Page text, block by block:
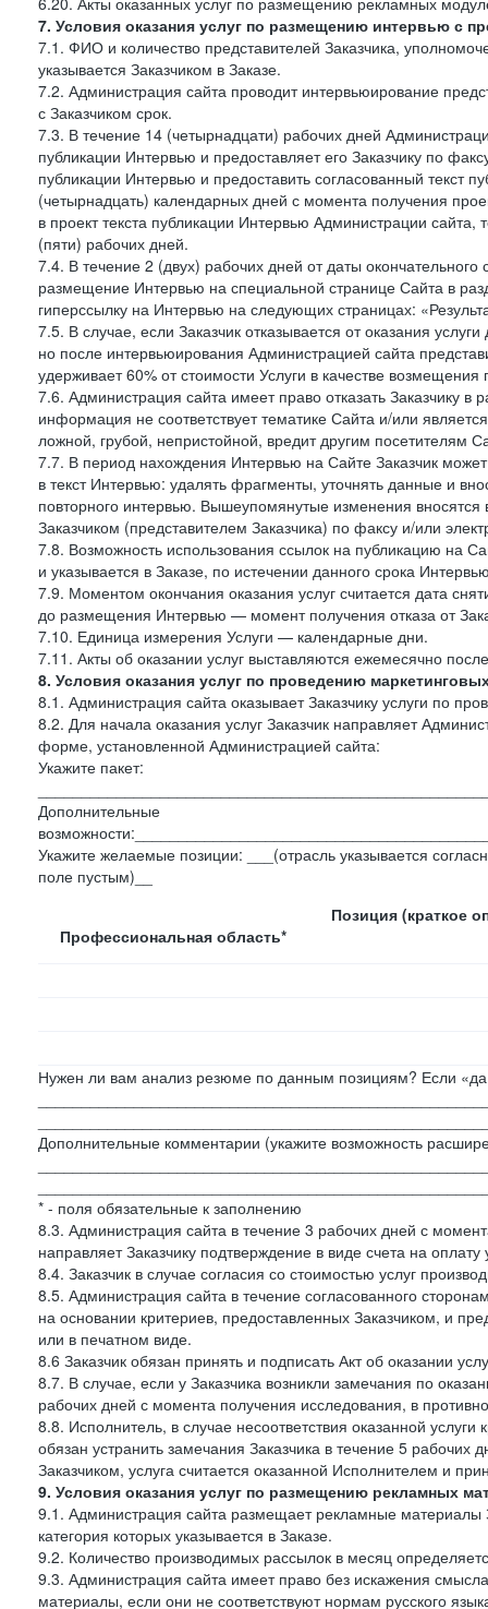
7. Условия оказания услуг по размещению интервью с
7.1. ФИО и количество представителей Заказчика,
указывается Заказчиком в Заказе.
7.2. Администрация сайта проводит интервьюирование
с Заказчиком срок.
7.3. В течение 14 (четырнадцати) рабочих дней
публикации Интервью и предоставляет его Заказчику по
публикации Интервью и предоставить согласованный текст
(четырнадцать) календарных дней с момента получения
в проект текста публикации Интервью Администрации сайта,
(пяти) рабочих дней.
7.4. В течение 2 (двух) рабочих дней от даты
размещение Интервью на специальной странице Сайта в
гиперссылку на Интервью на следующих страницах:
7.5. В случае, если Заказчик отказывается от оказания
но после интервьюирования Администрацией сайта
удерживает 60% от стоимости Услуги в качестве
7.6. Администрация сайта имеет право отказать Заказчику
информация не соответствует тематике Сайта и/или
ложной, грубой, непристойной, вредит другим посетителям
7.7. В период нахождения Интервью на Сайте Заказчик
в текст Интервью: удалять фрагменты, уточнять данные и
повторного интервью. Вышеупомянутые изменения
Заказчиком (представителем Заказчика) по факсу и/или
7.8. Возможность использования ссылок на публикацию на
и указывается в Заказе, по истечении данного срока
7.9. Моментом окончания оказания услуг считается дата
до размещения Интервью — момент получения отказа от
7.10. Единица измерения Услуги — календарные дни.
7.11. Акты об оказании услуг выставляются ежемесячно
8. Условия оказания услуг по проведению
8.1. Администрация сайта оказывает Заказчику услуги по
8.2. Для начала оказания услуг Заказчик направляет
форме, установленной Администрацией сайта:
Укажите пакет:
Дополнительные
Укажите желаемые позиции: ___(отрасль указывается
поле пустым)__
Профессиональная область*
Позиция (краткое
Нужен ли вам анализ резюме по данным позициям? Если
Дополнительные комментарии (укажите возможность
* - поля обязательные к заполнению
8.3. Администрация сайта в течение 3 рабочих дней с
направляет Заказчику подтверждение в виде счета на оплату
8.4. Заказчик в случае согласия со стоимостью услуг
8.5. Администрация сайта в течение согласованного
на основании критериев, предоставленных Заказчиком, и
или в печатном виде.
8.6 Заказчик обязан принять и подписать Акт об оказании
8.7. В случае, если у Заказчика возникли замечания по
рабочих дней с момента получения исследования, в
8.8. Исполнитель, в случае несоответствия оказанной
обязан устранить замечания Заказчика в течение 5 рабочих
Заказчиком, услуга считается оказанной Исполнителем и
9. Условия оказания услуг по размещению рекламных
9.1. Администрация сайта размещает рекламные материалы
категория которых указывается в Заказе.
9.2. Количество производимых рассылок в месяц
9.3. Администрация сайта имеет право без искажения
материалы, если они не соответствуют нормам русского